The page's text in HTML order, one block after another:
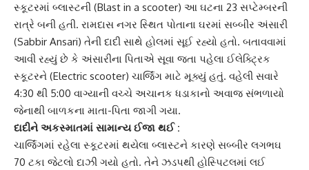
સ્કૂટરમાં બ્લાસ્ટની (Blast in a scooter) આ ઘટના 23 સપ્ટેમ્બરની
રાત્રે બની હતી. રામદાસ નગર સ્થિત પોતાના ઘરમાં સબ્બીર અંસારી
(Sabbir Ansari) તેની દાદી સાથે હોલમાં સૂઈ રહ્યો હતો. બતાવવામાં
આવી રહ્યું છે કે અંસારીના પિતાએ સૂવા જતા પહેલા ઈલેક્ટ્રિક
સ્કૂટરને (Electric scooter) ચાર્જિંગ માટે મૂક્યું હતું. વહેલી સવારે
4:30 થી 5:00 વાગ્યાની વચ્ચે અચાનક ધડાકાનો અવાજ સંભળાયો
જેનાથી બાળકના માતા-પિતા જાગી ગયા.
દાદીને અકસ્માતમાં સામાન્ય ઈજા થઈ :
ચાર્જિંગમાં રહેલા સ્કૂટરમાં થયેલા બ્લાસ્ટને કારણે સબ્બીર લગભઘ
70 ટકા જેટલો દાઝી ગયો હતો. તેને ઝડપથી હોસ્પિટલમાં લઈ